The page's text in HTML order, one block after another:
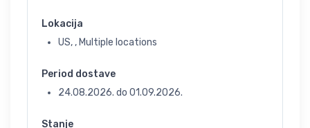
Lokacija
US, , Multiple locations
Period dostave
24.08.2026. do 01.09.2026.
Stanje